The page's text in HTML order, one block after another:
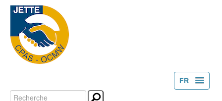
FR
Outils
Chercher par